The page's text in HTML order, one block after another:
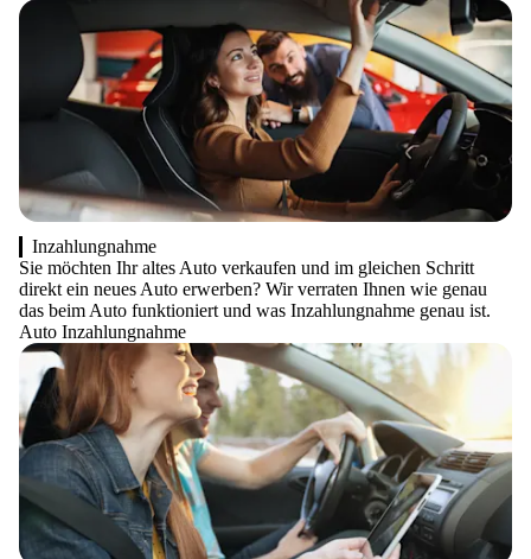
Inzahlungnahme
Sie möchten Ihr altes Auto verkaufen und im gleichen Schritt
direkt ein neues Auto erwerben? Wir verraten Ihnen wie genau
das beim Auto funktioniert und was Inzahlungnahme genau ist.
Auto Inzahlungnahme